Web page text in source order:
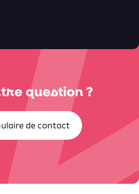
question ?
de contact